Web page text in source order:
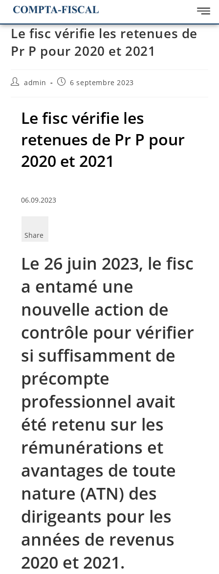
Le fisc vérifie les retenues de
Pr P pour 2020 et 2021
admin 6 septembre 2023
Le fisc vérifie les
retenues de Pr P pour
2020 et 2021
06.09.2023
Share
Le 26 juin 2023, le fisc
a entamé une
nouvelle action de
contrôle pour vérifier
si suffisamment de
précompte
professionnel avait
été retenu sur les
rémunérations et
avantages de toute
nature (ATN) des
dirigeants pour les
années de revenus
2020 et 2021.